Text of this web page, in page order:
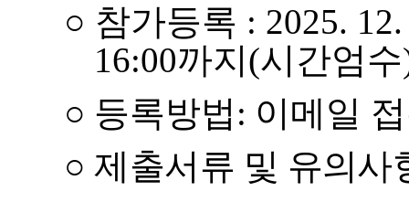
○ 참가등록 : 2025.
16:00까지(시간엄수
○ 등록방법 : 이메일
○제출서류 및 유의사